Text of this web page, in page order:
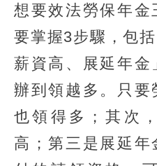
想要效法勞保年金
要掌握3步驟，包
薪資高、展延年金
辦到領越多。只要
也領得多；其次
高；第三是展延年